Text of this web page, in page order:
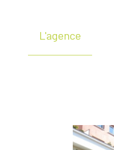
L'agence